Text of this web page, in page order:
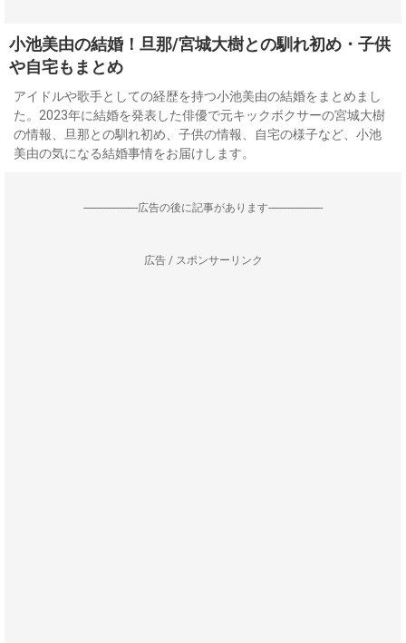
小池美由の結婚！旦那/宮城大樹との馴れ初め・子供
や自宅もまとめ
アイドルや歌手としての経歴を持つ小池美由の結婚をまとめまし
た。2023年に結婚を発表した俳優で元キックボクサーの宮城大樹
の情報、旦那との馴れ初め、子供の情報、自宅の様子など、小池
美由の気になる結婚事情をお届けします。
--------------------広告の後に記事があります--------------------
広告 / スポンサーリンク